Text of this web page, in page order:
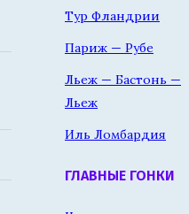
Тур Фландрии
Париж — Рубе
Льеж — Бастонь —
Льеж
Иль Ломбардия
ГЛАВНЫЕ ГОНКИ